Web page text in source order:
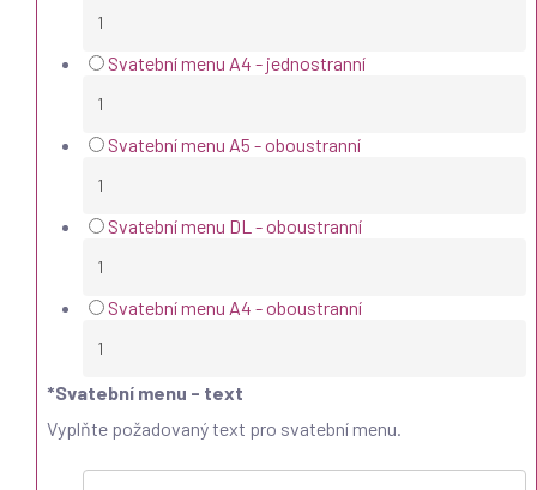
Svatební menu A4 - jednostranní
Svatební menu A5 - oboustranní
Svatební menu DL - oboustranní
Svatební menu A4 - oboustranní
*Svatební menu - text
Vyplňte požadovaný text pro svatební menu.